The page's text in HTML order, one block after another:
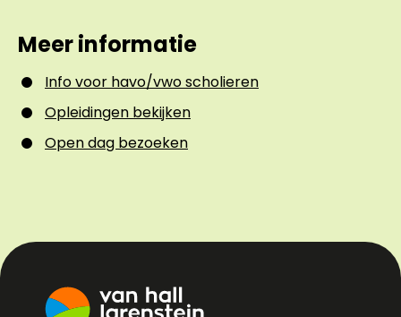
Meer informatie
Info voor havo/vwo scholieren
Opleidingen bekijken
Open dag bezoeken